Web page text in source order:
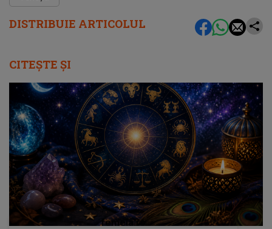
DISTRIBUIE ARTICOLUL
CITEȘTE ȘI
femeia.ro